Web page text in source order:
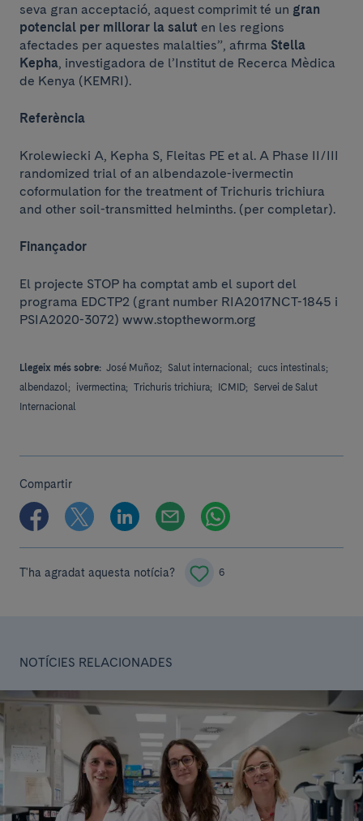
seva gran acceptació, aquest comprimit té un gran
potencial per millorar la salut en les regions
afectades per aquestes malalties”, afirma Stella
Kepha, investigadora de l’Institut de Recerca Mèdica
de Kenya (KEMRI).
Referència
Krolewiecki A, Kepha S, Fleitas PE et al. A Phase II/III
randomized trial of an albendazole-ivermectin
coformulation for the treatment of Trichuris trichiura
and other soil-transmitted helminths. (per completar).
Finançador
El projecte STOP ha comptat amb el suport del
programa EDCTP2 (grant number RIA2017NCT-1845 i
PSIA2020-3072) www.stoptheworm.org
Llegeix més sobre: José Muñoz; Salut internacional; cucs intestinals;
albendazol;
ivermectina; Trichuris trichiura; ICMID;
Servei de Salut
Internacional
Compartir
T'ha agradat aquesta notícia? 6
NOTÍCIES RELACIONADES